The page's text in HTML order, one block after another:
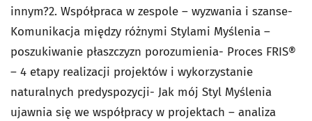
innym?2. Współpraca w zespole – wyzwania i szanse-
Komunikacja między różnymi Stylami Myślenia –
poszukiwanie płaszczyzn porozumienia- Proces FRIS®
– 4 etapy realizacji projektów i wykorzystanie
naturalnych predyspozycji- Jak mój Styl Myślenia
ujawnia się we współpracy w projektach – analiza